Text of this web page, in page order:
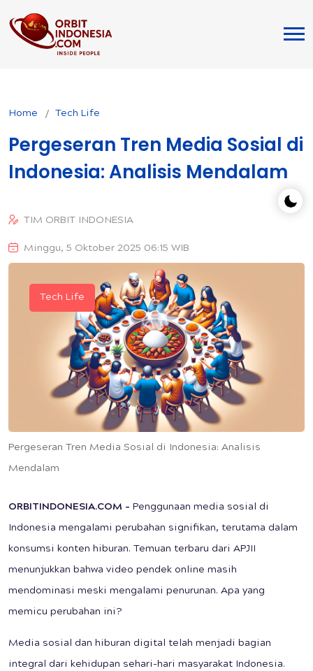
Home Tech Life
Pergeseran Tren Media Sosial di
Indonesia: Analisis Mendalam
TIM ORBIT INDONESIA
Minggu, 5 Oktober 2025 06:15 WIB
Pergeseran Tren Media Sosial di Indonesia: Analisis
Mendalam
Tech Life
ORBITINDONESIA.COM – Penggunaan media sosial di
Indonesia mengalami perubahan signifikan, terutama dalam
konsumsi konten hiburan. Temuan terbaru dari APJII
menunjukkan bahwa video pendek online masih
mendominasi meski mengalami penurunan. Apa yang
memicu perubahan ini?
Media sosial dan hiburan digital telah menjadi bagian
integral dari kehidupan sehari-hari masyarakat Indonesia.